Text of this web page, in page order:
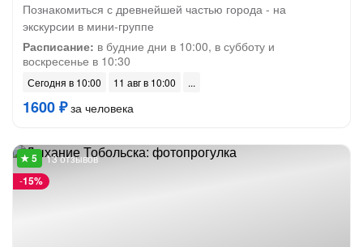
Познакомиться с древнейшей частью города - на
экскурсии в мини-группе
Расписание: в будние дни в 10:00, в субботу и
воскресенье в 10:30
Сегодня в 10:00 11 авг в 10:00
1600 ₽за человека
-15%
13 отзывов